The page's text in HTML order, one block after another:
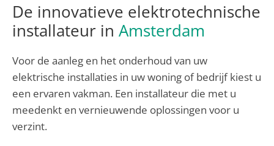
De innovatieve elektrotechnische
installateur in Amsterdam
Voor de aanleg en het onderhoud van uw
elektrische installaties in uw woning of bedrijf kiest u
een ervaren vakman. Een installateur die met u
meedenkt en vernieuwende oplossingen voor u
verzint.